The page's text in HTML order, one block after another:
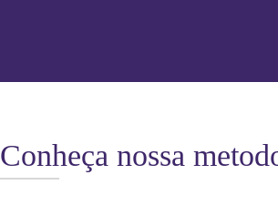
Conheça nossa